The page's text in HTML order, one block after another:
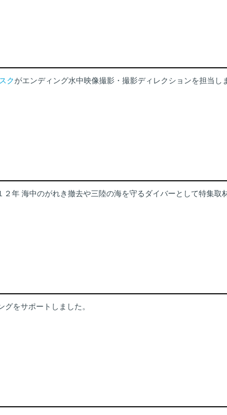
クがエンディング水中映像撮影・撮影ディレクションを担当し
年 海中のがれき撤去や三陸の海を守るダイバーとして特集取
をサポートしました。